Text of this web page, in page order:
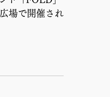
場で開催され